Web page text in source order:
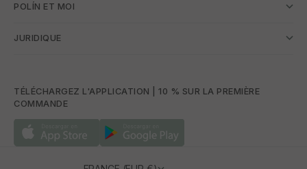
POLÍN ET MOI
JURIDIQUE
TÉLÉCHARGEZ L'APPLICATION | 10 % SUR LA PREMIÈRE
COMMANDE